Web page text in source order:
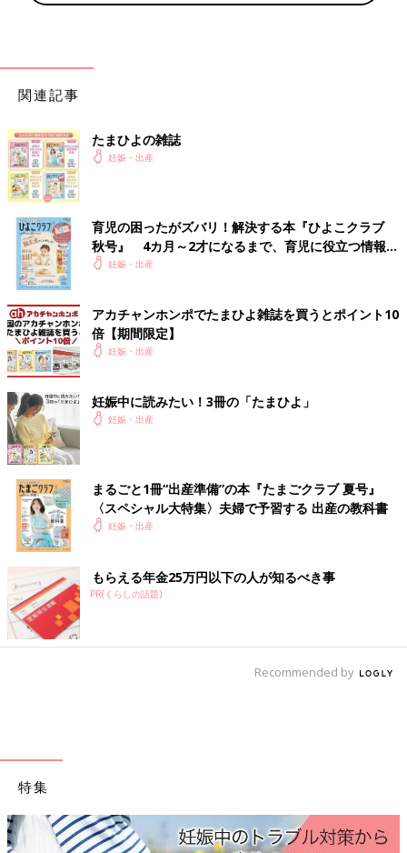
関連記事
たまひよの雑誌
妊娠・出産
育児の困ったがズバリ！解決する本『ひよこクラブ
秋号』 4カ月～2才になるまで、育児に役立つ情報が
いっぱい！
妊娠・出産
アカチャンホンポでたまひよ雑誌を買うとポイント10
倍【期間限定】
妊娠・出産
妊娠中に読みたい！3冊の「たまひよ」
妊娠・出産
まるごと1冊“出産準備”の本『たまごクラブ 夏号』
〈スペシャル大特集〉夫婦で予習する 出産の教科書
妊娠・出産
もらえる年金25万円以下の人が知るべき事
PR(くらしの話題)
Recommended by
特集